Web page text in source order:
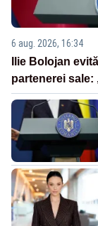
6 aug. 2026, 16:34
Ilie Bolojan
partenerei sale: